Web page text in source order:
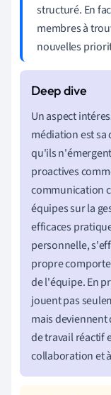
structuré. En
membres à
nouvelles
Un aspect
médiation est sa
qu'ils
proactives
communication
équipes sur la
efficaces
personnelle,
propre
de l'équipe. En
jouent pas
mais
de travail réactif
collaboration et